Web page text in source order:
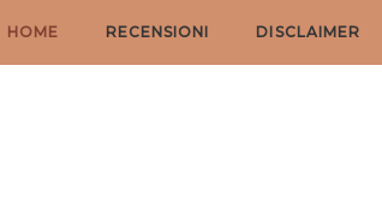
HOME RECENSIONI DISCLAIMER